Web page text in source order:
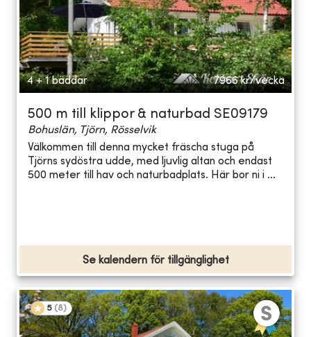
4 + 1 bäddar 7966 kr/vecka
500 m till klippor & naturbad SE09179
Bohuslän, Tjörn, Rösselvik
Välkommen till denna mycket fräscha stuga på
Tjörns sydöstra udde, med ljuvlig altan och endast
500 meter till hav och naturbadplats. Här bor ni i ...
Se kalendern för tillgänglighet
5 (8)